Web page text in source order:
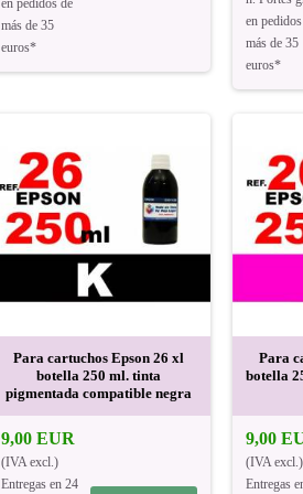
más de 35
euros*
en
más de 35
euros*
Para cartuchos Epson 26 xl
botella 250 ml. tinta
pigmentada compatible negra
9,00 EUR
(IVA excl.)
Entregas en 24
Para
botella
9,00
(IVA excl.)
Entregas